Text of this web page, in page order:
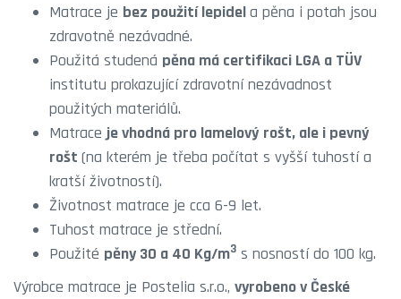
Matrace je bez použití lepidela pěna i potah jsou
zdravotně nezávadné.
Použitá studená pěna má certifikaci LGA a TÜV
institutu prokazující zdravotní nezávadnost
použitých materiálů.
Matraceje vhodná pro lamelový rošt, ale i pevný
rošt (na kterém je třeba počítat s vyšší tuhostí a
kratší životností).
Životnost matrace je cca 6-9 let.
Tuhost matrace je střední.
Použité pěny 30 a 40 Kg/m3 s nosností do 100 kg.
Výrobce matrace je Postelia s.r.o., vyrobeno v České